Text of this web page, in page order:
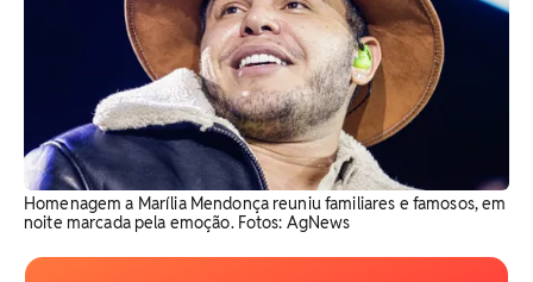
Homenagem a Marília Mendonça reuniu familiares e famosos, em
noite marcada pela emoção. Fotos: AgNews